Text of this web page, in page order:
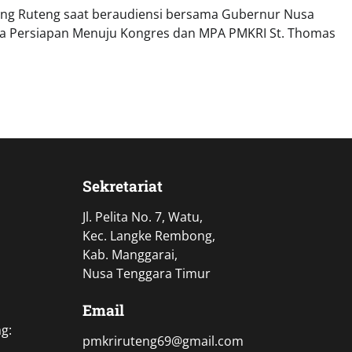
Ruteng saat beraudiensi bersama Gubernur Nusa
Menuju Kongres dan MPA PMKRI St. Thomas
Sekretariat
Jl. Pelita No. 7, Watu,
Kec. Langke Rembong,
Kab. Manggarai,
Nusa Tenggara Timur
Email
pmkriruteng69@gmail.com